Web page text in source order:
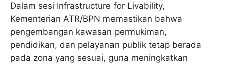
Dalam sesi Infrastructure for Livability,
Kementerian ATR/BPN memastikan bahwa
pengembangan kawasan permukiman,
pendidikan, dan pelayanan publik tetap berada
pada zona yang sesuai, guna meningkatkan